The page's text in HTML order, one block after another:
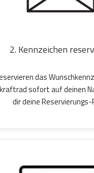
2. Kennzeichen
das
sofort auf deinen
dir deine Reservierungs-